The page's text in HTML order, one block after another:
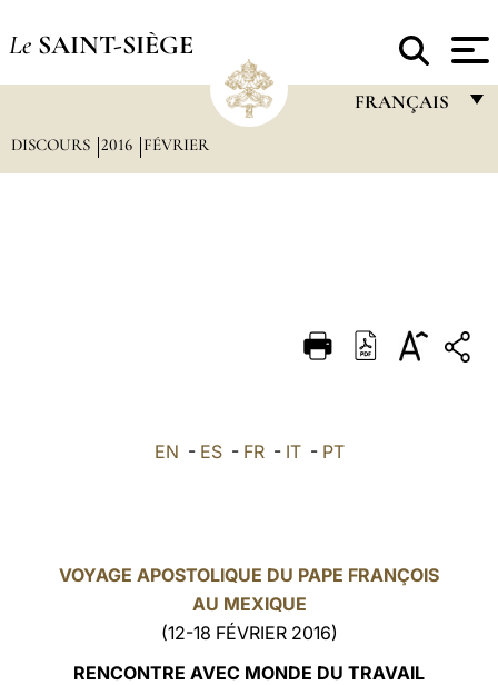
Le SAINT-SIÈGE
FRANÇAIS
DEUTSCH
DISCOURS 2016 FÉVRIER
EN - ES- FR- IT- PT
VOYAGE APOSTOLIQUE DU PAPE FRANÇOIS
AU MEXIQUE
(12-18 FÉVRIER 2016)
RENCONTRE AVEC MONDE DU TRAVAIL